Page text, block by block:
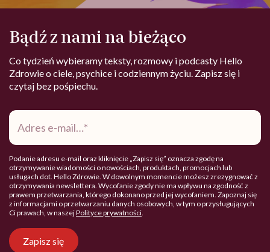
Bądź z nami na bieżąco
Co tydzień wybieramy teksty, rozmowy i podcasty Hello
Zdrowie o ciele, psychice i codziennym życiu. Zapisz się i
czytaj bez pośpiechu.
Adres
mail*
Podanie adresu e-mail oraz kliknięcie „Zapisz się” oznacza zgodę na
otrzymywanie wiadomości o nowościach, produktach, promocjach lub
usługach dot. Hello Zdrowie. W dowolnym momencie możesz zrezygnować z
otrzymywania newslettera. Wycofanie zgody nie ma wpływu na zgodność z
prawem przetwarzania, którego dokonano przed jej wycofaniem. Zapoznaj się
z informacjami o przetwarzaniu danych osobowych, w tym o przysługujących
Ci prawach, w naszejPolityce prywatności.
Zapisz się